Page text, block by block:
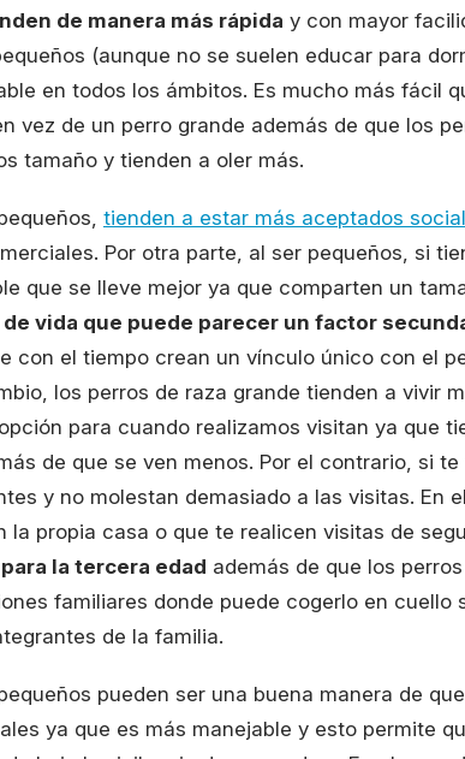
de manera más rápida y con mayor
(aunque no se suelen educar para
en todos los ámbitos. Es mucho más fácil
vez de un perro grande además de que los
tamaño y tienden a oler más.
tienden a estar más aceptados
Por otra parte, al ser pequeños, si
que se lleve mejor ya que comparten un
vida que puede parecer un factor
con el tiempo crean un vínculo único con el
los perros de raza grande tienden a vivir
para cuando realizamos visitan ya que
de que se ven menos. Por el contrario, si
y no molestan demasiado a las visitas. En
la propia casa o que te realicen visitas de
la tercera edad además de que los
familiares donde puede cogerlo en
de la familia.
pueden ser una buena manera de que
ya que es más manejable y esto permite